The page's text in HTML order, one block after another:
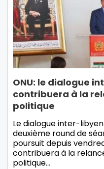
ONU: le dialogue
contribuera à la
politique
Le dialogue inter-
deuxième round de
poursuit depuis
contribuera à la
politique…